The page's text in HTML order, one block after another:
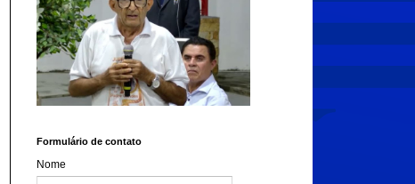
Formulário de contato
Nome